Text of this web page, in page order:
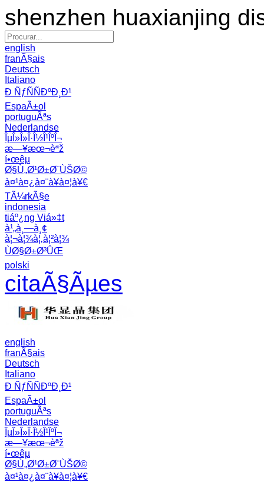
shenzhen huaxianjing
english
franÃ§ais
Deutsch
Italiano
Ð ÑƒÑÑÐºÐ¸Ð¹
EspaÃ±ol
portuguÃªs
Nederlandse
ÎµÎ»Î»Î·Î½Î¹ÎºÎ¬
æ—¥æœ¬èªž
í•œêµ­
Ø§Ù„Ø¹Ø±Ø¨ÙŠØ©
à¤¹à¤¿à¤¨à¥à¤¦à¥€
TÃ¼rkÃ§e
indonesia
tiáº¿ng Viá»‡t
à¹„à¸—à¸¢
à¦¬à¦¾à¦‚à¦²à¦¾
ÙØ§Ø±Ø³ÛŒ
polski
citaÃ§Ãµes
english
franÃ§ais
Deutsch
Italiano
Ð ÑƒÑÑÐºÐ¸Ð¹
EspaÃ±ol
portuguÃªs
Nederlandse
ÎµÎ»Î»Î·Î½Î¹ÎºÎ¬
æ—¥æœ¬èªž
í•œêµ­
Ø§Ù„Ø¹Ø±Ø¨ÙŠØ©
à¤¹à¤¿à¤¨à¥à¤¦à¥€